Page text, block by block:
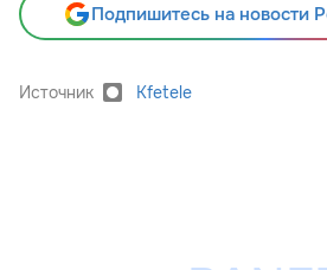
Подпишитесь на новости
Источник Kfetele